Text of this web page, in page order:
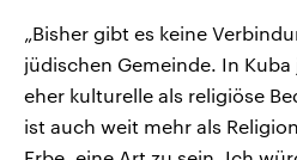
„Bisher gibt es keine
jüdischen Gemeinde. In
eher kulturelle als religiöse
ist auch weit mehr als